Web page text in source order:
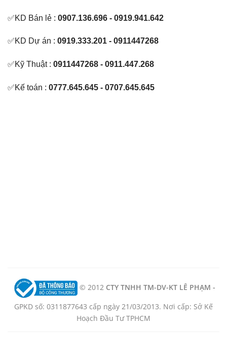
✅KD Bán lẻ : 0907.136.696 - 0919.941.642
✅KD Dự án : 0919.333.201 - 0911447268
✅Kỹ Thuật : 0911447268 - 0911.447.268
✅Kế toán : 0777.645.645 - 0707.645.645
© 2012 CTY TNHH TM-DV-KT LÊ PHẠM -
GPKD số: 0311877643 cấp ngày 21/03/2013. Nơi cấp: Sở Kế
Hoạch Đầu Tư TPHCM